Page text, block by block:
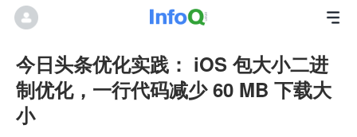
今日头条优化实践： iOS 包大小二进
制优化，一行代码减少 60 MB 下载大
小